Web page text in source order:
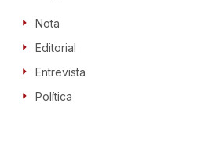
Nota
Editorial
Entrevista
Política